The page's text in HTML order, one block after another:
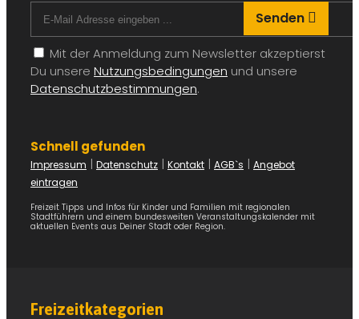
Senden
Mit der Anmeldung zum Newsletter akzeptierst
Du unsere Nutzungsbedingungen und unsere
Datenschutzbestimmungen.
Schnell gefunden
Impressum | Datenschutz | Kontakt | AGB`s | Angebot
eintragen
Freizeit Tipps und Infos für Kinder und Familien mit regionalen
Stadtführern und einem bundesweiten Veranstaltungskalender mit
aktuellen Events aus Deiner Stadt oder Region.
Freizeitkategorien